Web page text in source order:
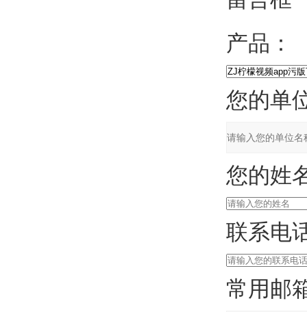
产品：
您的单位
您的姓名
联系电话
常用邮箱